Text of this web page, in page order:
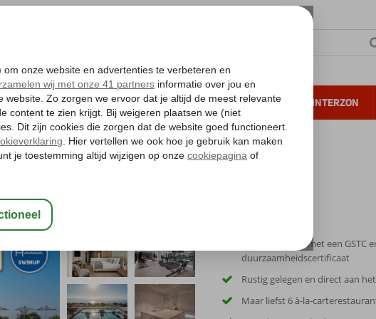
ZONVAKANTIE VERRE REIZEN ALL INCLUSIVE WINTERZON
Gratis annuleren*
Accommodatie met een GSTC
duurzaamheidscertificaat
Rustig gelegen en direct aan
Maar liefst 6 à-la-